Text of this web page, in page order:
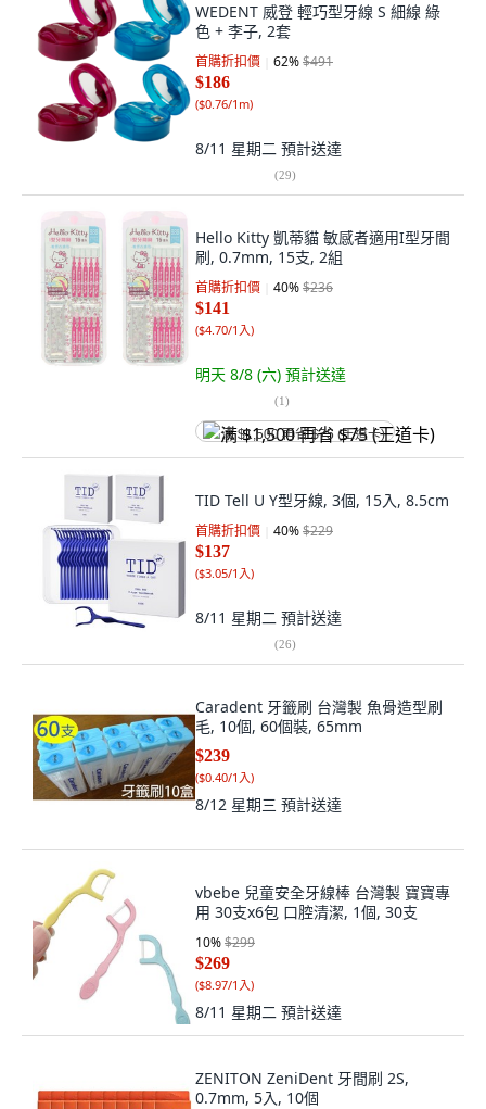
WEDENT 威登 輕巧型牙線 S 細線 綠
色 + 李子, 2套
首購折扣價 62%$491
$186
($0.76/1m)
8/11 星期二 預計送達
(29)
Hello Kitty 凱蒂貓 敏感者適用I型牙間
刷, 0.7mm, 15支, 2組
首購折扣價 40%$236
$141
($4.70/1入)
明天 8/8 (六) 預計送達
(1)
满 $1,500 再省 $75 (王道卡)
TID Tell U Y型牙線, 3個, 15入, 8.5cm
首購折扣價 40%$229
$137
($3.05/1入)
8/11 星期二 預計送達
(26)
Caradent 牙籤刷 台灣製 魚骨造型刷
毛, 10個, 60個裝, 65mm
$239
($0.40/1入)
8/12 星期三 預計送達
vbebe 兒童安全牙線棒 台灣製 寶寶專
用 30支x6包 口腔清潔, 1個, 30支
10%$299
$269
($8.97/1入)
8/11 星期二 預計送達
ZENITON ZeniDent 牙間刷 2S,
0.7mm, 5入, 10個